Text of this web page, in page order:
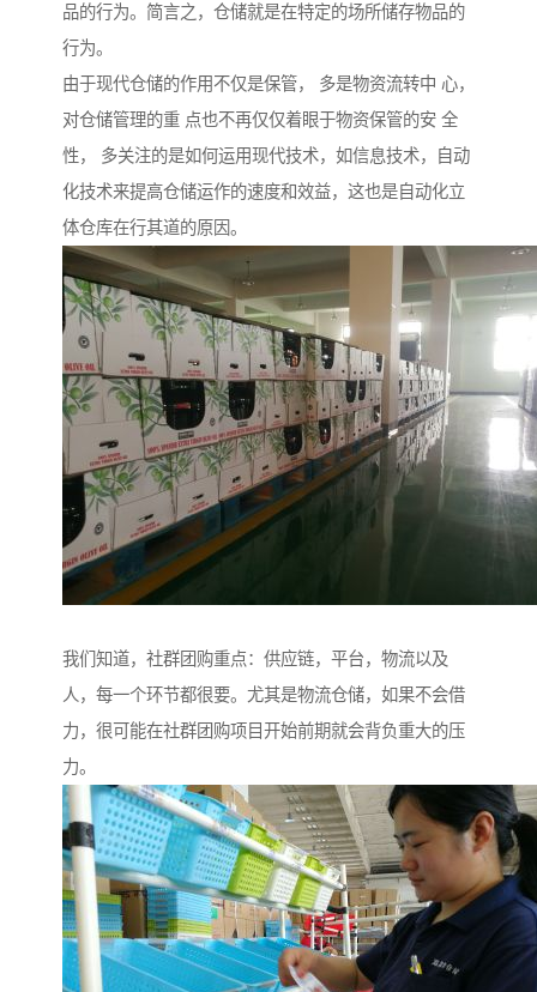
品的行为。简言之，仓储就是在特定的场所储存物品的
行为。
由于现代仓储的作用不仅是保管， 多是物资流转中 心，
对仓储管理的重 点也不再仅仅着眼于物资保管的安 全
性， 多关注的是如何运用现代技术，如信息技术，自动
化技术来提高仓储运作的速度和效益，这也是自动化立
体仓库在行其道的原因。
我们知道，社群团购重点：供应链，平台，物流以及
人，每一个环节都很要。尤其是物流仓储，如果不会借
力，很可能在社群团购项目开始前期就会背负重大的压
力。